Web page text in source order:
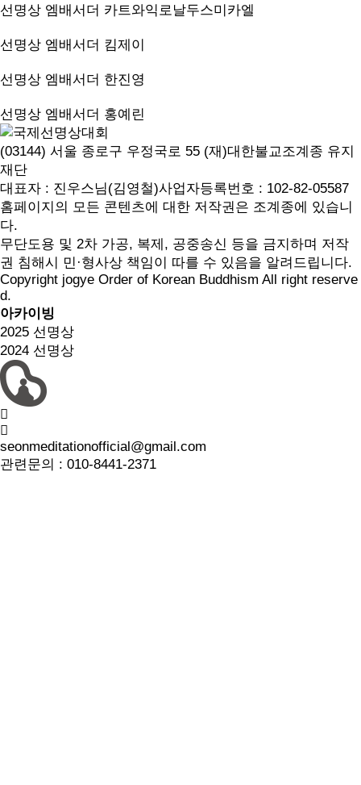
선명상 엠배서더 카트와익로날두스미카엘
선명상 엠배서더 킴제이
선명상 엠배서더 한진영
선명상 엠배서더 홍예린
(03144) 서울 종로구 우정국로 55 (재)대한불교조계종 유지
재단
대표자 : 진우스님(김영철)사업자등록번호 : 102-82-05587
홈페이지의 모든 콘텐츠에 대한 저작권은 조계종에 있습니
다.
무단도용 및 2차 가공, 복제, 공중송신 등을 금지하며 저작
권 침해시 민·형사상 책임이 따를 수 있음을 알려드립니다.
Copyright jogye Order of Korean Buddhism All right reserve
d.
아카이빙
2025 선명상
2024 선명상
seonmeditationofficial@gmail.com
관련문의 : 010-8441-2371